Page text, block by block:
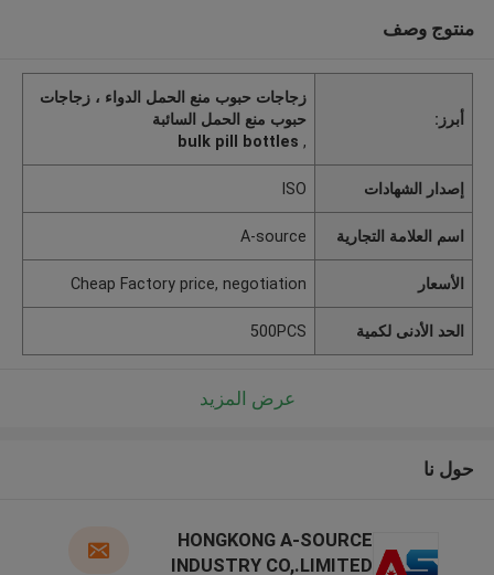
منتوج وصف
أبرز:
زجاجات حبوب منع الحمل الدواء ، زجاجات
حبوب منع الحمل السائبة
,
bulk pill bottles
إصدار الشهادات ISO
اسم العلامة التجارية A-source
الأسعار Cheap Factory price, negotiation
الحد الأدنى لكمية 500PCS
عرض المزيد
حول نا
HONGKONG A-SOURCE
INDUSTRY CO,.LIMITED